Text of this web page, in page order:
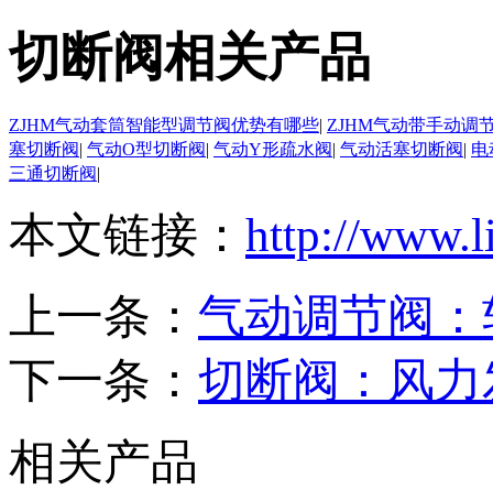
切断阀相关产品
ZJHM气动套筒智能型调节阀优势有哪些| ZJHM气动带手动调
塞切断阀| 气动O型切断阀| 气动Y形疏水阀| 气动活塞切断阀| 电
三通切断阀|
本文链接： http://
上一条： 气动调节阀
下一条： 切断阀：风
相关产品